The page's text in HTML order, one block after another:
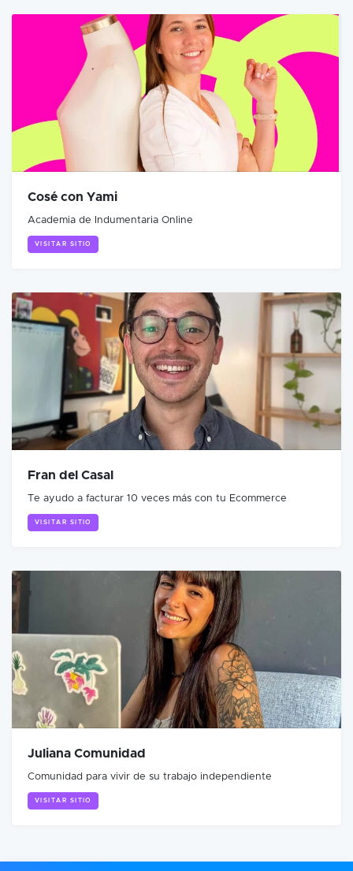
Cosé con Yami
Academia de Indumentaria Online
VISITAR SITIO
Fran del Casal
Te ayudo a facturar 10 veces más con tu Ecommerce
VISITAR SITIO
Juliana Comunidad
Comunidad para vivir de su trabajo independiente
VISITAR SITIO